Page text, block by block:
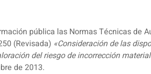
pública las Normas Técnicas de
(Revisada) «Consideración de las
del riesgo de incorrección
de 2013.